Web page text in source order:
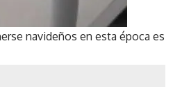
navideños en esta época es